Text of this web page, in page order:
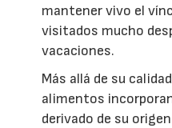
mantener vivo el
visitados mucho
vacaciones.
Más allá de su
alimentos
derivado de su